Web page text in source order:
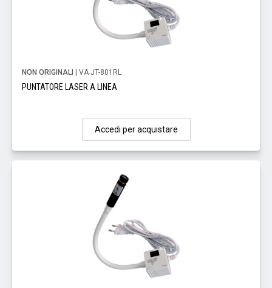
NON ORIGINALI | VA JT-801RL
PUNTATORE LASER A LINEA
Accedi per acquistare